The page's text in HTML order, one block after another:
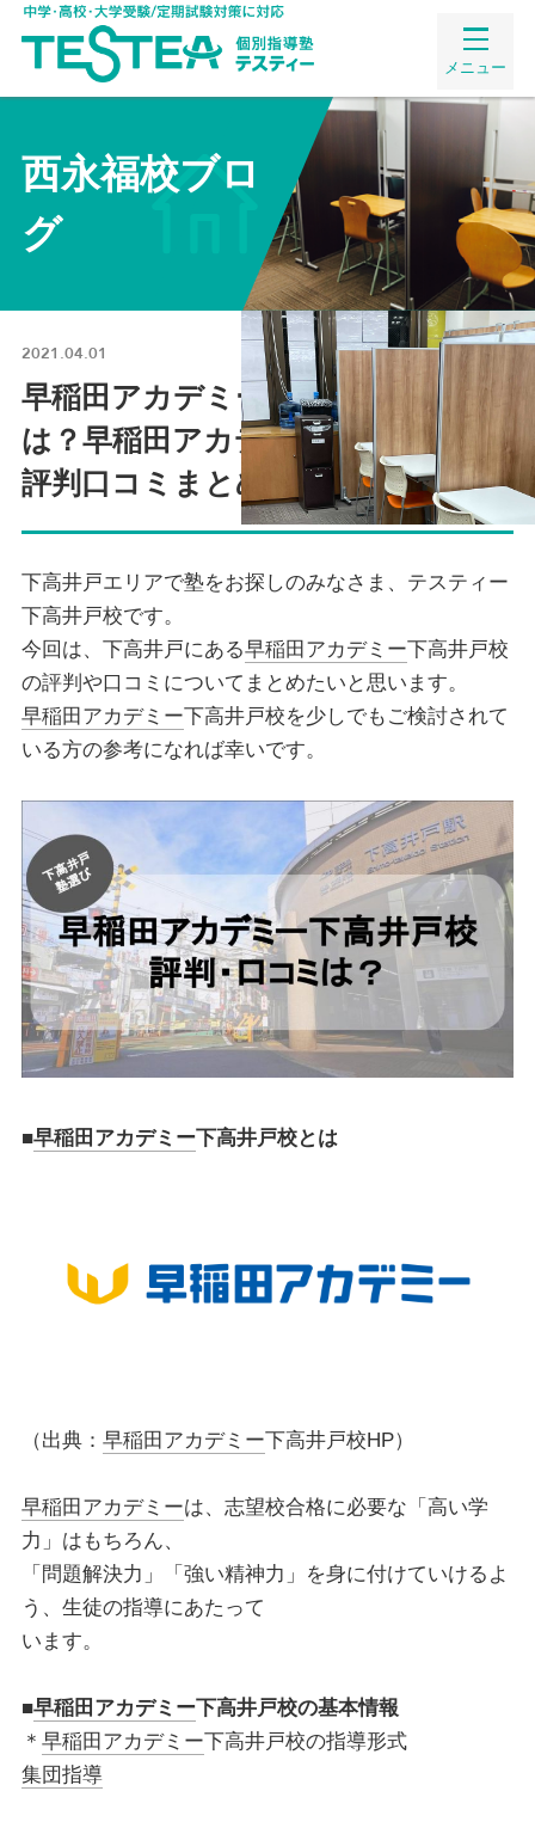
メニュー
西永福校ブロ
グ
2021.04.01
早稲田アカデミー下高井戸校の評判
は？早稲田アカデミー下高井戸校の
評判口コミまとめ
下高井戸エリアで塾をお探しのみなさま、テスティー
下高井戸校です。
今回は、下高井戸にある早稲田アカデミー下高井戸校
の評判や口コミについてまとめたいと思います。
早稲田アカデミー下高井戸校を少しでもご検討されて
いる方の参考になれば幸いです。
■早稲田アカデミー下高井戸校とは
（出典： 早稲田アカデミー下高井戸校HP）
早稲田アカデミーは、志望校合格に必要な「高い学
力」はもちろん、
「問題解決力」「強い精神力」を身に付けていけるよ
う、生徒の指導にあたって
います。
■早稲田アカデミー下高井戸校の基本情報
＊ 早稲田アカデミー下高井戸校の指導形式
集団指導